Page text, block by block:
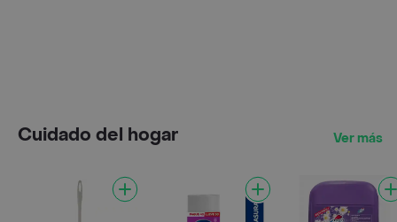
Cuidado del hogar Ver más